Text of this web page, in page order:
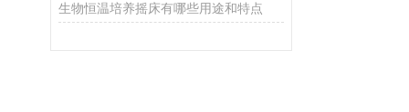
生物恒温培养摇床有哪些用途和特点